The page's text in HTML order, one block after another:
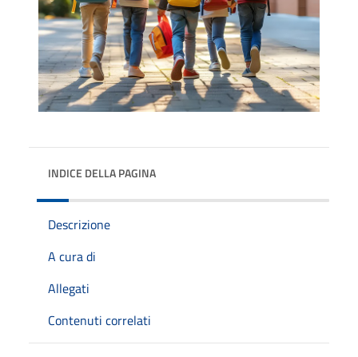
INDICE DELLA PAGINA
Descrizione
A cura di
Allegati
Contenuti correlati